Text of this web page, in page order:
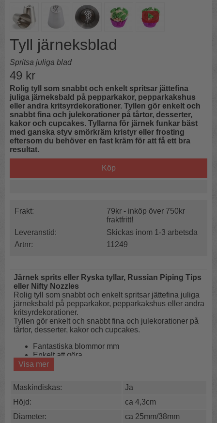
Tyll järneksblad
Spritsa juliga blad
49 kr
Rolig tyll som snabbt och enkelt spritsar jättefina
juliga järneksbald på pepparkakor, pepparkakshus
eller andra kritsyrdekorationer. Tyllen gör enkelt och
snabbt fina och julekorationer på tårtor, desserter,
kakor och cupcakes. Tyllarna för järnek funkar bäst
med ganska styv smörkräm kristyr eller frosting
eftersom du behöver en fast kräm för att få ett bra
resultat.
Köp
Frakt:
79kr - inköp över 750kr
fraktfritt!
Leveranstid:
Skickas inom 1-3 arbetsda
Artnr:
11249
Järnek sprits eller Ryska tyllar, Russian Piping Tips
eller Nifty Nozzles
Rolig tyll som snabbt och enkelt spritsar jättefina juliga
järneksbald på pepparkakor, pepparkakshus eller andra
kritsyrdekorationer.
Tyllen gör enkelt och snabbt fina och julekorationer på
tårtor, desserter, kakor och cupcakes.
Fantastiska blommor mm
Enkelt att göra
Topp kvalitet
Tyllarna för järnek funkar bäst med ganska styv
smörkräm kristyr eller frosting eftersom du behöver en
fast kräm för att få ett bra resultat.
Visa mer
Maskindiskas:
Ja
Höjd:
ca 4,3cm
Diameter:
ca 25mm/38mm